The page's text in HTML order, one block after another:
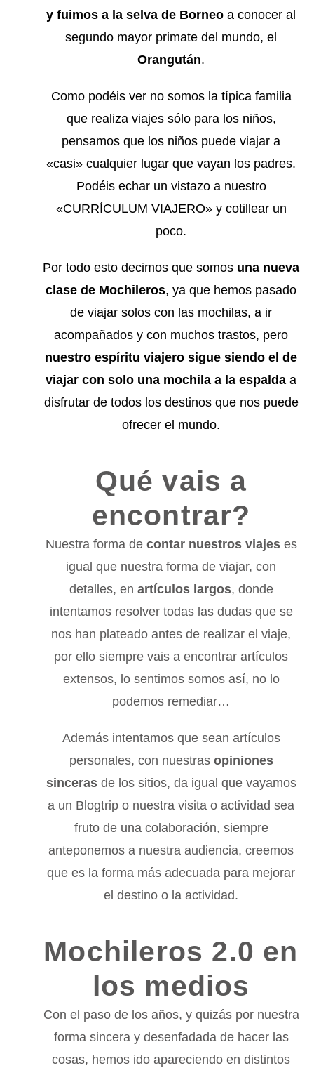
y fuimos a la selva de Borneo a conocer al
segundo mayor primate del mundo, el
Orangután.
Como podéis ver no somos la típica familia
que realiza viajes sólo para los niños,
pensamos que los niños puede viajar a
«casi» cualquier lugar que vayan los padres.
Podéis echar un vistazo a nuestro
«CURRÍCULUM VIAJERO» y cotillear un
poco.
Por todo esto decimos que somos una nueva
clase de Mochileros, ya que hemos pasado
de viajar solos con las mochilas, a ir
acompañados y con muchos trastos, pero
nuestro espíritu viajero sigue siendo el de
viajar con solo una mochila a la espalda a
disfrutar de todos los destinos que nos puede
ofrecer el mundo.
Qué vais a
encontrar?
Nuestra forma de contar nuestros viajeses
igual que nuestra forma de viajar, con
detalles, en artículos largos, donde
intentamos resolver todas las dudas que se
nos han plateado antes de realizar el viaje,
por ello siempre vais a encontrar artículos
extensos, lo sentimos somos así, no lo
podemos remediar…
Además intentamos que sean artículos
personales, con nuestras opiniones
sincerasde los sitios, da igual que vayamos
a un Blogtrip o nuestra visita o actividad sea
fruto de una colaboración, siempre
anteponemos a nuestra audiencia, creemos
que es la forma más adecuada para mejorar
el destino o la actividad.
Mochileros 2.0 en
los medios
Con el paso de los años, y quizás por nuestra
forma sincera y desenfadada de hacer las
cosas, hemos ido apareciendo en distintos